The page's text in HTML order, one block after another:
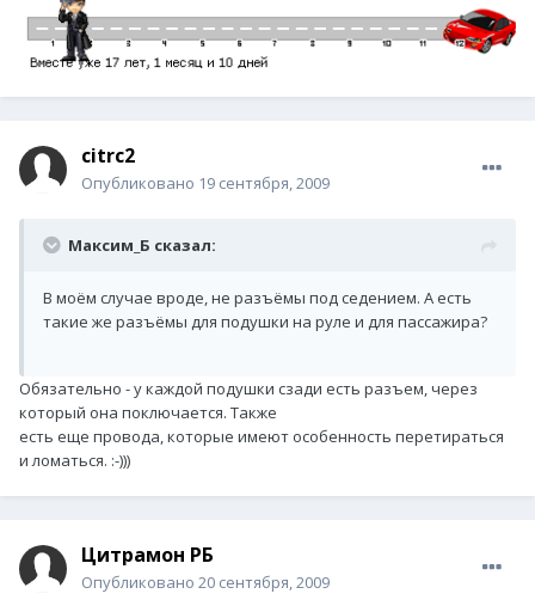
citrc2
Опубликовано 19 сентября, 2009
Максим_Б сказал:
В моём случае вроде, не разъёмы под седением. А есть
такие же разъёмы для подушки на руле и для пассажира?
Обязательно - у каждой подушки сзади есть разъем, через
который она поключается. Также
есть еще провода, которые имеют особенность перетираться
и ломаться. :-)))
Цитрамон РБ
Опубликовано 20 сентября, 2009